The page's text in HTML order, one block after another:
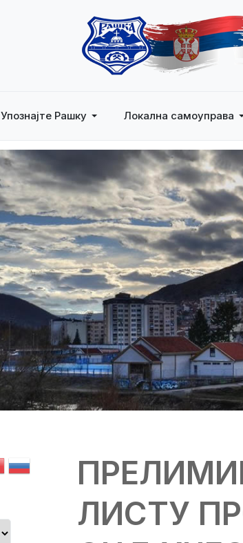
Упознајте Рашку Локална самоуправа
ЛИСТУ